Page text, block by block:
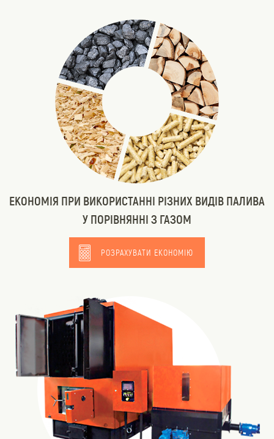
ЕКОНОМІЯ ПРИ ВИКОРИСТАННІ РІЗНИХ ВИДІВ ПАЛИВА
У ПОРІВНЯННІ З ГАЗОМ
РОЗРАХУВАТИ ЕКОНОМІЮ